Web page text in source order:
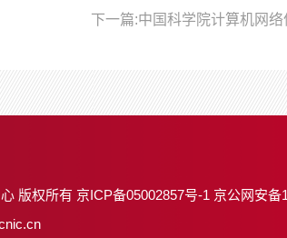
下一篇:中国科学院计算机网
版权所有 京ICP备05002857号-1 京公网安备